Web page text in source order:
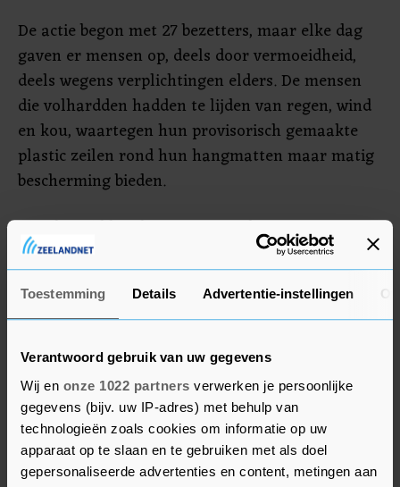
Toestemming Details Advertentie-instellingen
Verantwoord gebruik van uw gegevens
Wij en onze 1022 partners verwerken je persoonlijke
gegevens (bijv. uw IP-adres) met behulp van
technologieën zoals cookies om informatie op uw
apparaat op te slaan en te gebruiken met als doel
gepersonaliseerde advertenties en content, metingen aan
De actie begon met 27 bezetters, maar elke dag
gaven er mensen op, deels door vermoeidheid,
deels wegens verplichtingen elders. De mensen
die volhardden hadden te lijden van regen, wind
en kou, waartegen hun provisorisch gemaakte
plastic zeilen rond hun hangmatten maar matig
bescherming bieden.
Dinsdagmiddag demonstreren de 4200
werknemers van Nedcar vóór de kap van het
Sterrebos om uitbreiding van de fabriek mogelijk
te maken. De actie wordt gesteund door de
vakbonden. Red het Sterrebos is niet tegen
uitbreiding van de fabriek, maar zegt dat
daarvoor alternatieven zijn zodat het bos kan
worden gespaard.